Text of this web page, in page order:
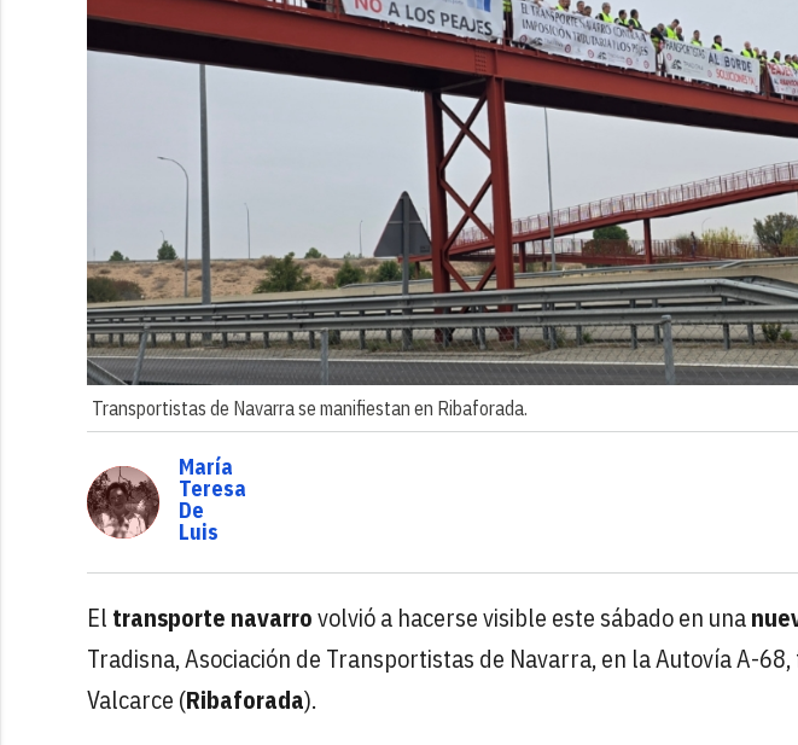
Transportistas de Navarra se manifiestan en Ribaforada.
María
Teresa
De
Luis
El transporte navarrovolvió a hacerse visible este sábado en una
Tradisna, Asociación de Transportistas de Navarra, en la Autovía A-
Valcarce (Ribaforada).